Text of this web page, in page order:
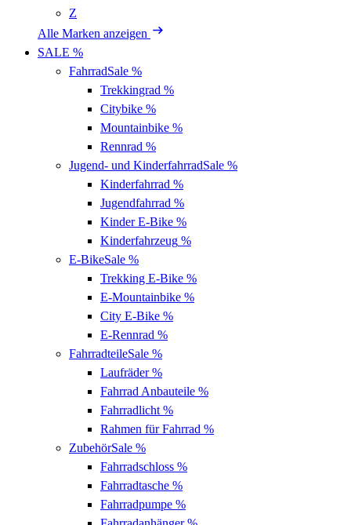
Z
Alle Marken anzeigen
SALE %
FahrradSale %
Trekkingrad %
Citybike %
Mountainbike %
Rennrad %
Jugend- und KinderfahrradSale %
Kinderfahrrad %
Jugendfahrrad %
Kinder E-Bike %
Kinderfahrzeug %
E-BikeSale %
Trekking E-Bike %
E-Mountainbike %
City E-Bike %
E-Rennrad %
FahrradteileSale %
Laufräder%
Fahrrad Anbauteile %
Fahrradlicht %
Rahmen für Fahrrad %
ZubehörSale %
Fahrradschloss %
Fahrradtasche %
Fahrradpumpe %